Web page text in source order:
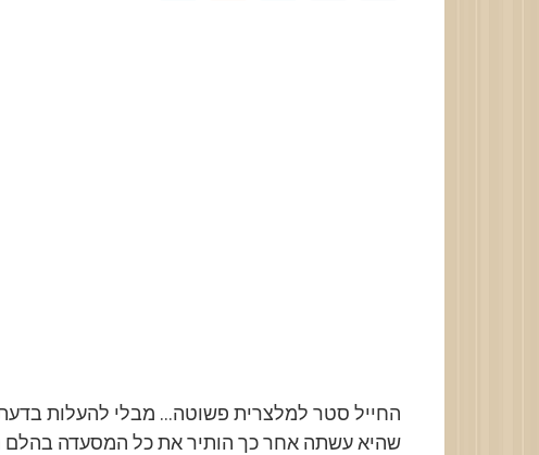
החייל סטר למלצרית פשוטה… מבלי להעלות
שהיא עשתה אחר כך הותיר את כל המסעדה